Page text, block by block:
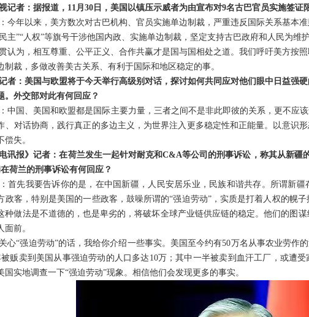
记者：据报道，11月30日，美国以镇压示威者为由宣布对9名古巴官员实施签证
今年以来，美方数次对古巴机构、官员实施单边制裁，严重违反国际关系基本
主”“人权”等旗号干涉他国内政、实施单边制裁，坚定支持古巴政府和人民为维
认为，相互尊重、公平正义、合作共赢才是国与国相处之道。我们呼吁美方按
制裁，多做改善美古关系、有利于国际和地区稳定的事。
者：美国与欧盟将于今天举行高级别对话，探讨如何共同应对他们眼中日益强
。外交部对此有何回应？
中国、美国和欧盟都是国际主要力量，三者之间不是非此即彼的关系，更不应
、对话协商，践行真正的多边主义，为世界注入更多稳定性和正能量。以意识
偿失。
电讯报》记者：在荷兰发生一起针对耐克和C&A等公司的刑事诉讼，称其从新
荷兰的刑事诉讼有何回应？
首先我要告诉你的是，在中国新疆，人民安居乐业，民族和谐共存。所谓新
政客，特别是美国的一些政客，鼓噪所谓的“强迫劳动”，实质是打着人权的幌
种做法是不道德的，也是卑劣的，将破坏全球产业链供应链的稳定。他们的图
面前。
心“强迫劳动”的话，我给你介绍一些事实。美国至今约有50万名从事农业劳作
贩卖到美国从事强迫劳动的人口多达10万；其中一半被卖到血汗工厂，或遭
国实地调查一下“强迫劳动”现象。相信他们会发现更多的事实。